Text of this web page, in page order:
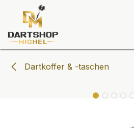
Zum Inhalt springen
Dartkoffer & -taschen